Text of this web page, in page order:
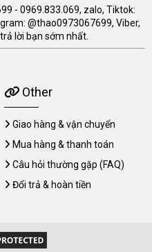
- 0969.833.069, zalo, Tiktok:
@thao0973067699, Viber,
lời bạn sớm nhất.
Other
Giao hàng & vận chuyển
Mua hàng & thanh toán
Câu hỏi thường gặp (FAQ)
Đổi trả & hoàn tiền